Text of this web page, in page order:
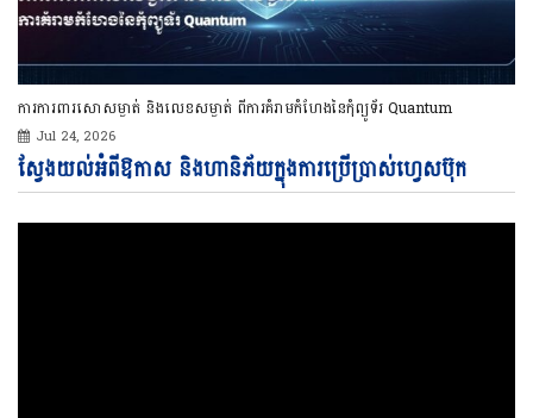
ការការពារសោសម្ងាត់ និងលេខសម្ងាត់ ពីការគំរាមកំហែងនៃកុំព្យូទ័រ Quantum
Jul 24, 2026
ស្វែងយល់អំពីឱកាស និងហានិភ័យក្នុងការប្រើប្រាស់ហ្វេសប៊ុក